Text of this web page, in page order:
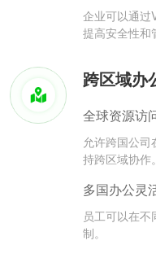
企业可以通过
提高安全性和
跨区域办
全球资源访
允许跨国公
持跨区域协作。
多国办公灵
员工可以在
制。